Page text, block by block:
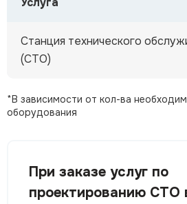
Станция технического
(СТО)
*В зависимости от кол-ва
оборудования
При заказе услуг по
проектированию СТО